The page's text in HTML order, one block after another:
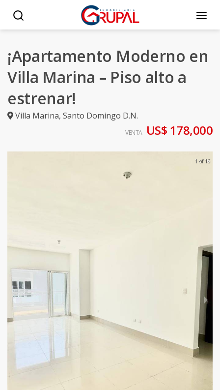
¡Apartamento Moderno en
Villa Marina – Piso alto a
estrenar!
Villa Marina, Santo Domingo D.N.
VENTA US$ 178,000
1 of 16